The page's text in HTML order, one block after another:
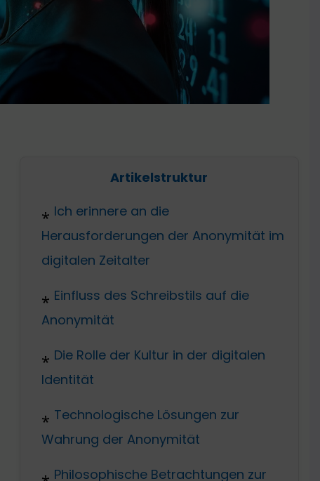
Artikelstruktur
Ich erinnere an die
Herausforderungen der Anonymität im
digitalen Zeitalter
Einfluss des Schreibstils auf die
Anonymität
Die Rolle der Kultur in der digitalen
Identität
Technologische Lösungen zur
Wahrung der Anonymität
Philosophische Betrachtungen zur